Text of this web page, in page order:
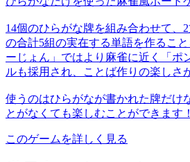
14個のひらがな牌を組み合わせて、
の合計5組の実在する単語を作るこ
ーじょん」ではより麻雀に近く「ポ
ルも採用され、ことば作りの楽しさ
使うのはひらがなが書かれた牌だけ
とがなくても楽しむことができます！
このゲームを詳しく見る